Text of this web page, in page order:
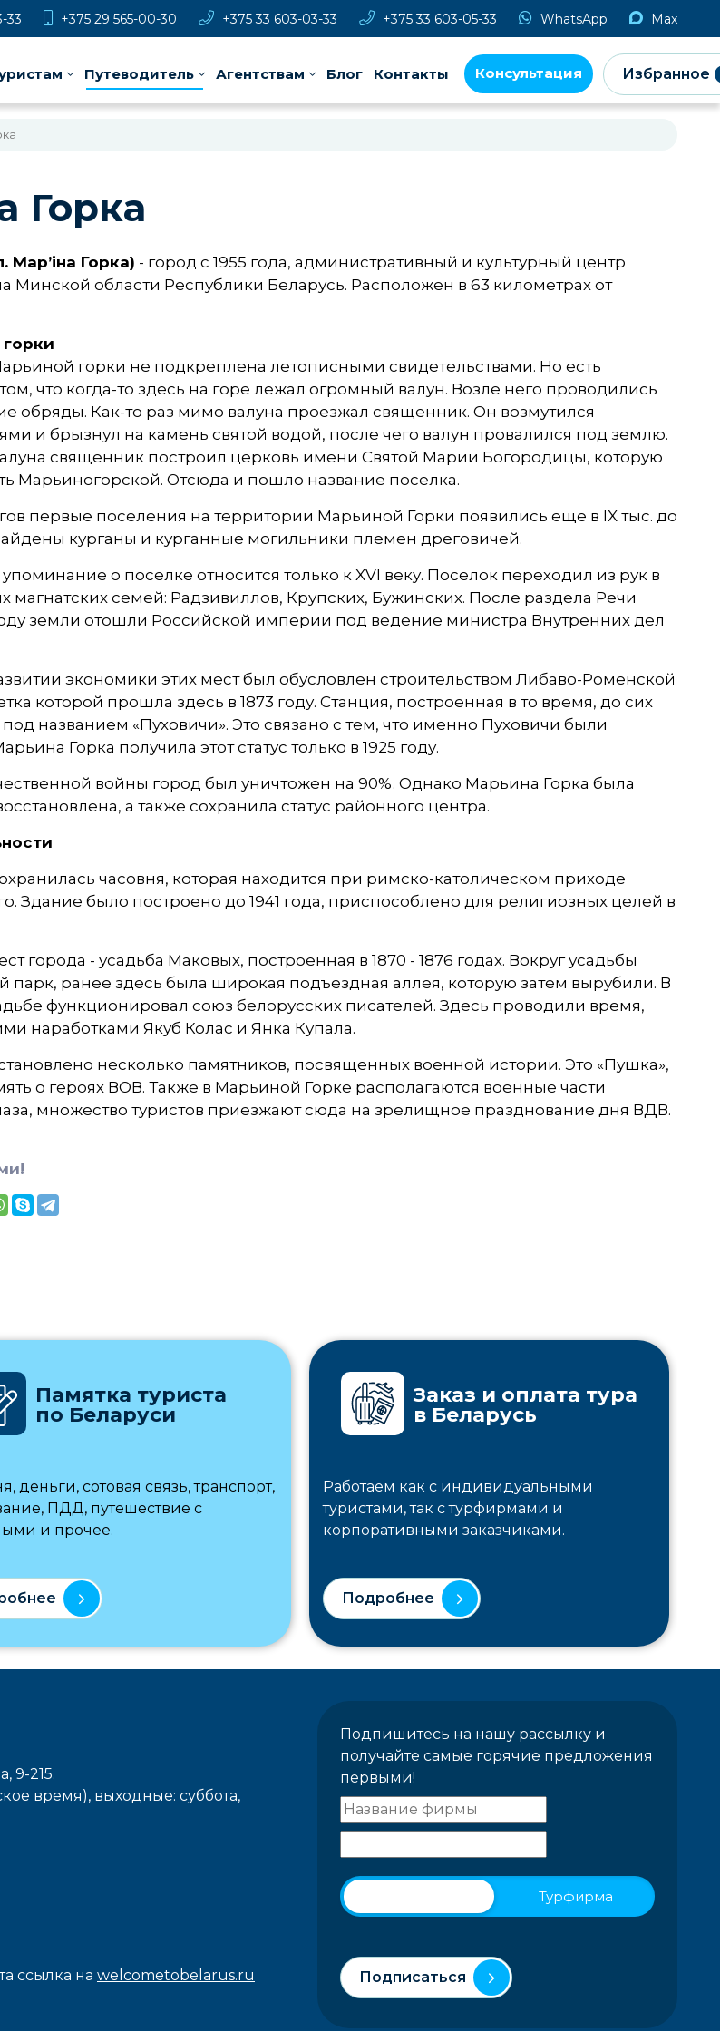
33 +375 29 565-00-30 +375 33 603-03-33 +375 33 603-05-33 WhatsApp Max
Путеводитель Агентствам Блог Контакты Консультация Избранное
Горка
Мар’іна Горка) - город с 1955 года, административный и культурный центр
Минской области Республики Беларусь. Расположен в 63 километрах от
горки не подкреплена летописными свидетельствами. Но есть
что когда-то здесь на горе лежал огромный валун. Возле него проводились
обряды. Как-то раз мимо валуна проезжал священник. Он возмутился
и брызнул на камень святой водой, после чего валун провалился под землю.
священник построил церковь имени Святой Марии Богородицы, которую
Марьиногорской. Отсюда и пошло название поселка.
первые поселения на территории Марьиной Горки появились еще в IX тыс. до
курганы и курганные могильники племен дреговичей.
о поселке относится только к XVI веку. Поселок переходил из рук в
магнатских семей: Радзивиллов, Крупских, Бужинских. После раздела Речи
земли отошли Российской империи под ведение министра Внутренних дел
экономики этих мест был обусловлен строительством Либаво-Роменской
которой прошла здесь в 1873 году. Станция, построенная в то время, до сих
названием «Пуховичи». Это связано с тем, что именно Пуховичи были
Горка получила этот статус только в 1925 году.
войны город был уничтожен на 90%. Однако Марьина Горка была
а также сохранила статус районного центра.
часовня, которая находится при римско-католическом приходе
Здание было построено до 1941 года, приспособлено для религиозных целей в
города - усадьба Маковых, построенная в 1870 - 1876 годах. Вокруг усадьбы
парк, ранее здесь была широкая подъездная аллея, которую затем вырубили. В
функционировал союз белорусских писателей. Здесь проводили время,
наработками Якуб Колас и Янка Купала.
несколько памятников, посвященных военной истории. Это «Пушка»,
о героях ВОВ. Также в Марьиной Горке располагаются военные части
множество туристов приезжают сюда на зрелищное празднование дня ВДВ.
Памятка туриста
по Беларуси
деньги, сотовая связь, транспорт,
ПДД, путешествие с
и прочее.
Заказ и оплата тура
в Беларусь
Работаем как с индивидуальными
туристами, так с турфирмами и
корпоративными заказчиками.
Подробнее
9-215.
время), выходные: cуббота,
ссылка на welcometobelarus.ru
Подпишитесь на нашу рассылку и
получайте самые горячие предложения
первыми!
Турфирма
Подписаться